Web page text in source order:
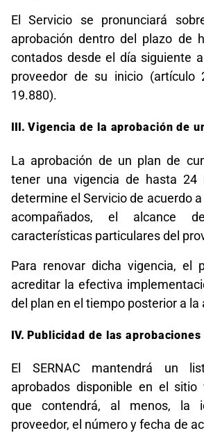
El Servicio se pronunciará
aprobación dentro del plazo de
contados desde el día siguiente
proveedor de su inicio (artículo
19.880).
Vigencia de la aprobación de
La aprobación de un plan de
tener una vigencia de hasta 24
determine el Servicio de acuerdo
acompañados, el alcance
características particulares del
Para renovar dicha vigencia, el
acreditar la efectiva
del plan en el tiempo posterior a la
Publicidad de las aprobaciones
El SERNAC mantendrá un
aprobados disponible en el sitio
que contendrá, al menos, la
proveedor, el número y fecha de